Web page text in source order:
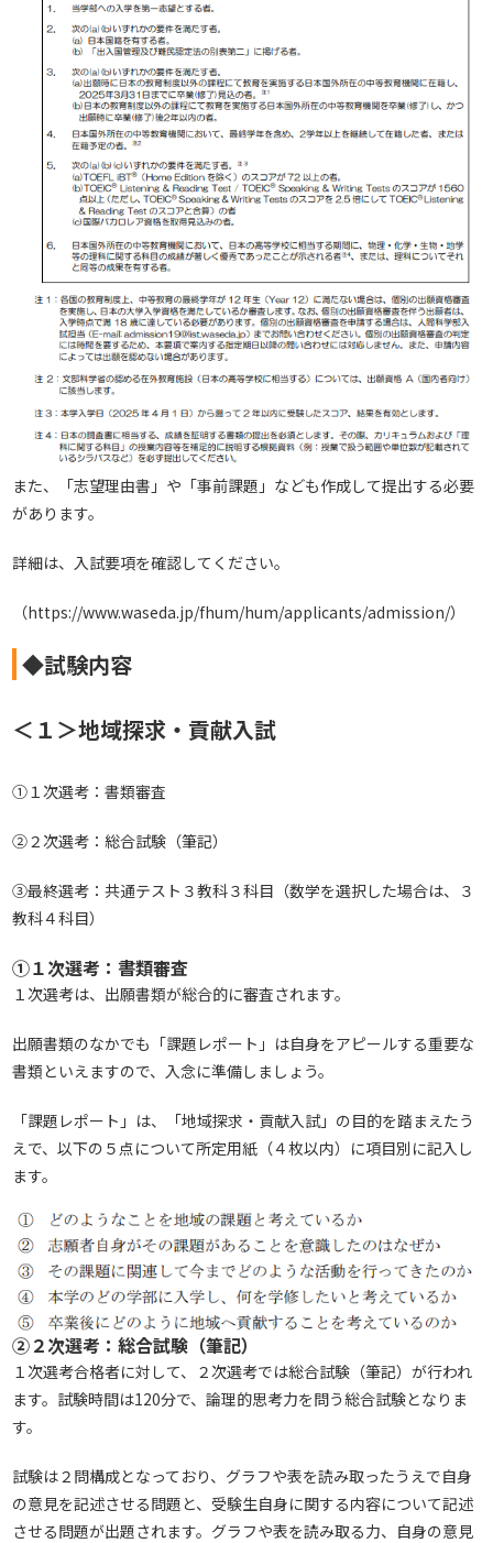
また、「志望理由書」や「事前課題」なども作成して提出する必要
があります。
詳細は、入試要項を確認してください。
（https://www.waseda.jp/fhum/hum/applicants/admission/）
◆試験内容
＜１＞地域探求・貢献入試
①１次選考：書類審査
②２次選考：総合試験（筆記）
③最終選考：共通テスト３教科３科目（数学を選択した場合は、３
教科４科目）
①１次選考：書類審査
１次選考は、出願書類が総合的に審査されます。
出願書類のなかでも「課題レポート」は自身をアピールする重要な
書類といえますので、入念に準備しましょう。
「課題レポート」は、「地域探求・貢献入試」の目的を踏まえたう
えで、以下の５点について所定用紙（４枚以内）に項目別に記入し
ます。
②２次選考：総合試験（筆記）
１次選考合格者に対して、２次選考では総合試験（筆記）が行われ
ます。試験時間は120分で、論理的思考力を問う総合試験となりま
す。
試験は２問構成となっており、グラフや表を読み取ったうえで自身
の意見を記述させる問題と、受験生自身に関する内容について記述
させる問題が出題されます。グラフや表を読み取る力、自身の意見